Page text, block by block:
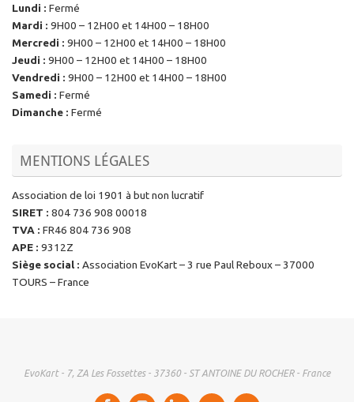
Lundi : Fermé
Mardi : 9H00 – 12H00 et 14H00 – 18H00
Mercredi : 9H00 – 12H00 et 14H00 – 18H00
Jeudi : 9H00 – 12H00 et 14H00 – 18H00
Vendredi : 9H00 – 12H00 et 14H00 – 18H00
Samedi : Fermé
Dimanche : Fermé
MENTIONS LÉGALES
Association de loi 1901 à but non lucratif
SIRET : 804 736 908 00018
TVA : FR46 804 736 908
APE : 9312Z
Siège social : Association EvoKart – 3 rue Paul Reboux – 37000
TOURS – France
EvoKart - 7, ZA Les Fossettes - 37360 - ST ANTOINE DU ROCHER - France